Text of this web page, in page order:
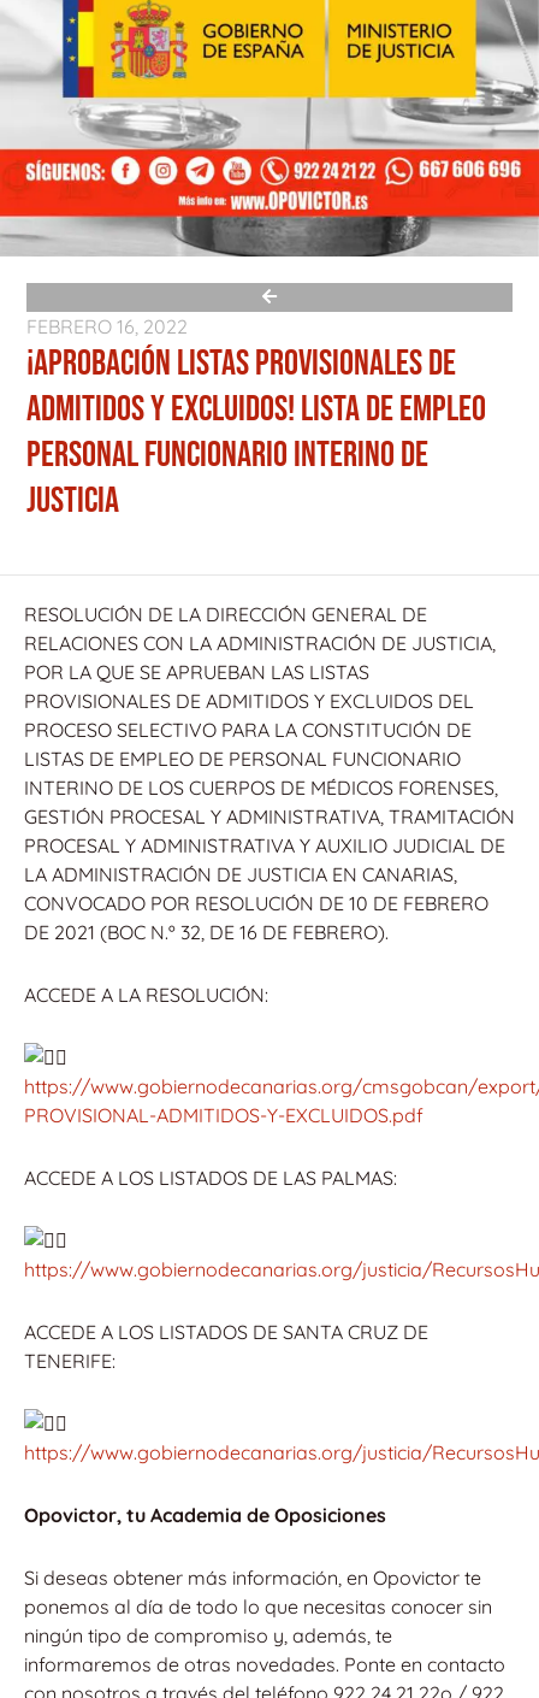
FEBRERO 16, 2022
¡APROBACIÓN LISTAS PROVISIONALES DE
ADMITIDOS Y EXCLUIDOS! LISTA DE EMPLEO
PERSONAL FUNCIONARIO INTERINO DE
JUSTICIA
RESOLUCIÓN DE LA DIRECCIÓN GENERAL DE
RELACIONES CON LA ADMINISTRACIÓN DE JUSTICIA,
POR LA QUE SE APRUEBAN LAS LISTAS
PROVISIONALES DE ADMITIDOS Y EXCLUIDOS DEL
PROCESO SELECTIVO PARA LA CONSTITUCIÓN DE
LISTAS DE EMPLEO DE PERSONAL FUNCIONARIO
INTERINO DE LOS CUERPOS DE MÉDICOS FORENSES,
GESTIÓN PROCESAL Y ADMINISTRATIVA, TRAMITACIÓN
PROCESAL Y ADMINISTRATIVA Y AUXILIO JUDICIAL DE
LA ADMINISTRACIÓN DE JUSTICIA EN CANARIAS,
CONVOCADO POR RESOLUCIÓN DE 10 DE FEBRERO
DE 2021 (BOC N.º 32, DE 16 DE FEBRERO).
ACCEDE A LA RESOLUCIÓN:
https://www.gobiernodecanarias.org/cmsgobcan/
PROVISIONAL-ADMITIDOS-Y-EXCLUIDOS.pdf
ACCEDE A LOS LISTADOS DE LAS PALMAS:
https://www.gobiernodecanarias.org/justicia/
ACCEDE A LOS LISTADOS DE SANTA CRUZ DE
TENERIFE:
https://www.gobiernodecanarias.org/justicia/
Opovictor, tu Academia de Oposiciones
Si deseas obtener más información, en Opovictor te
ponemos al día de todo lo que necesitas conocer sin
ningún tipo de compromiso y, además, te
informaremos de otras novedades. Ponte en contacto
con nosotros a través del teléfono 922 24 21 22o / 922